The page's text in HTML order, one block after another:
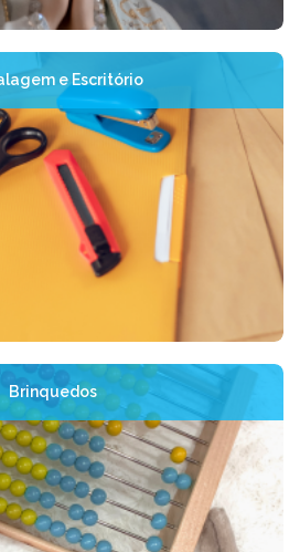
e Escritório
Brinquedos